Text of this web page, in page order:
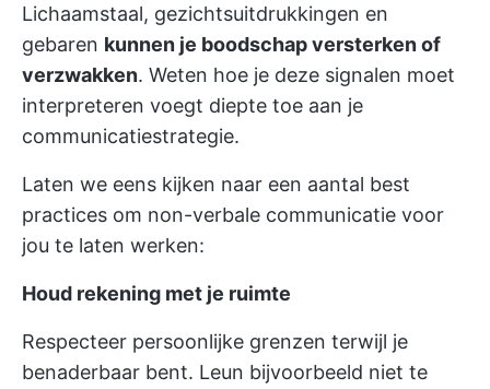
Lichaamstaal, gezichtsuitdrukkingen en
gebaren kunnen je boodschap versterken of
verzwakken. Weten hoe je deze signalen moet
interpreteren voegt diepte toe aan je
communicatiestrategie.
Laten we eens kijken naar een aantal best
practices om non-verbale communicatie voor
jou te laten werken:
Houd rekening met je ruimte
Respecteer persoonlijke grenzen terwijl je
benaderbaar bent. Leun bijvoorbeeld niet te